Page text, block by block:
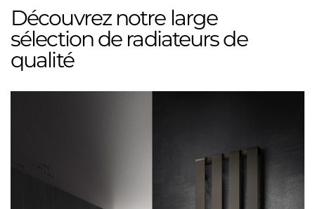
Découvrez notre large
sélection de radiateurs de
qualité